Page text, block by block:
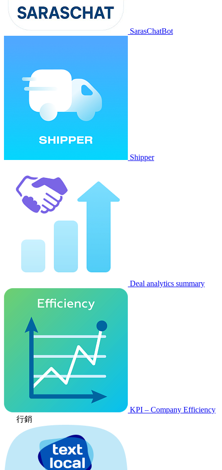
SarasChatBot
Shipper
Deal analytics summary
KPI – Company Efficiency
行銷